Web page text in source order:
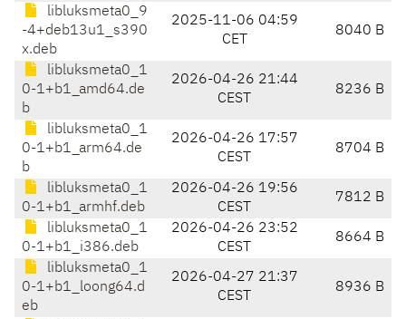
libluksmeta0_9
-4+deb13u1_s390
x.deb
2025-11-06 04:59
CET
8040 B
libluksmeta0_1
0-1+b1_amd64.de
b
2026-04-26 21:44
CEST
8236 B
libluksmeta0_1
0-1+b1_arm64.de
b
2026-04-26 17:57
CEST
8704 B
libluksmeta0_1
0-1+b1_armhf.deb
2026-04-26 19:56
CEST
7812 B
libluksmeta0_1
0-1+b1_i386.deb
2026-04-26 23:52
CEST
8664 B
libluksmeta0_1
0-1+b1_loong64.d
eb
2026-04-27 21:37
CEST
8936 B